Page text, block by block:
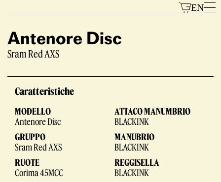
EN
Modelli
Il Marchio
Antenore Disc
Sram Red AXS
Caratteristiche
MODELLO
Antenore Disc
GRUPPO
Sram Red AXS
RUOTE
Corima 45MCC
ATTACO MANUMBRIO
BLACKINK
MANUBRIO
BLACKINK
REGGISELLA
BLACKINK